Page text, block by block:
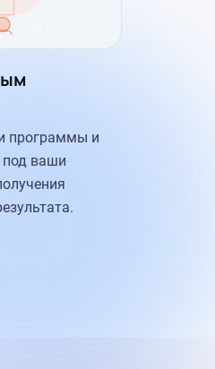
программы и
под ваши